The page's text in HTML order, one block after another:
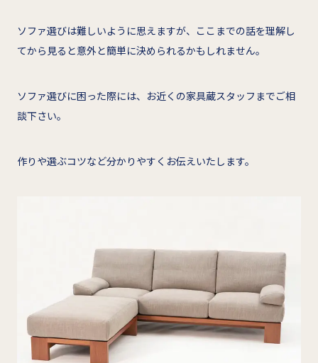
ソファ選びは難しいように思えますが、ここまでの話を理解し
てから見ると意外と簡単に決められるかもしれません。
ソファ選びに困った際には、お近くの家具蔵スタッフまでご相
談下さい。
作りや選ぶコツなど分かりやすくお伝えいたします。